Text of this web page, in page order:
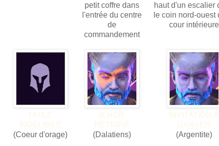
petit coffre dans
l'entrée du centre
de
commandement
haut d'un escalier
le coin nord-ouest
cour intérieure
HUILE
INDÉLIBILE
(Coeur d'orage)
ICHOR
PÉTRIFIÉ
(Dalatiens)
INVITATION À
DANSER
(Argentite)